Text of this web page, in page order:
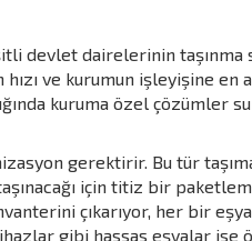
devlet dairelerinin taşınma
ve kurumun işleyişine en
kuruma özel çözümler
gerektirir. Bu tür
için titiz bir
çıkarıyor, her bir
gibi hassas eşyalar ise